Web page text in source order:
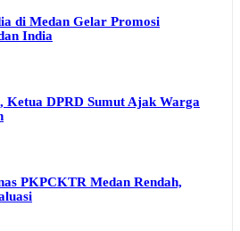
di Medan Gelar Promosi
India
Ketua DPRD Sumut Ajak Warga
PKPCKTR Medan Rendah,